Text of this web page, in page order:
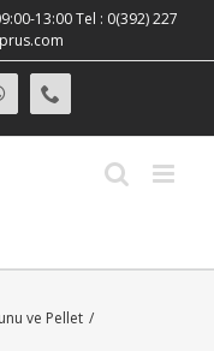
13:00 Tel : 0(392) 227
WhatsApp
ve Pellet /